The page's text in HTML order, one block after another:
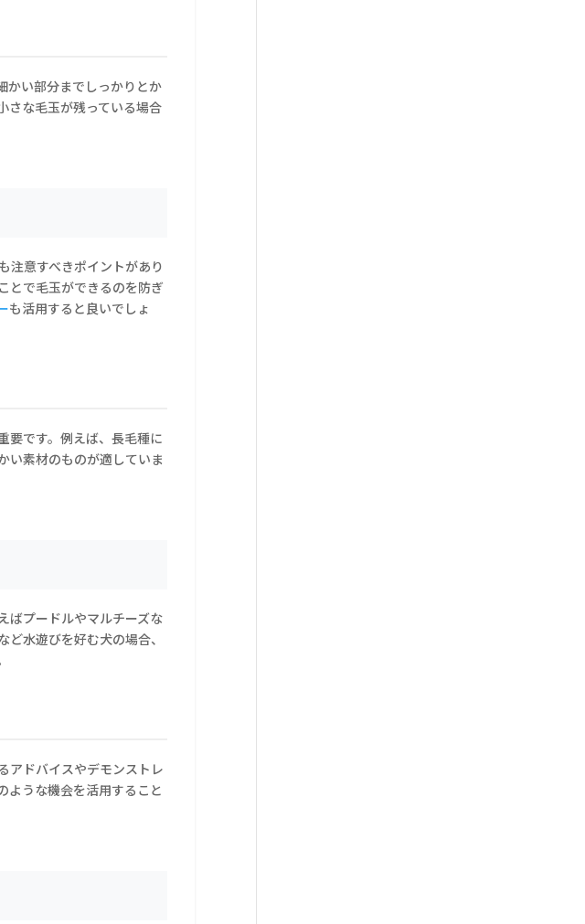
かい部分までしっかりとか
さな毛玉が残っている場合
注意すべきポイントがあり
とで毛玉ができるのを防ぎ
も活用すると良いでしょ
要です。例えば、長毛種に
い素材のものが適していま
ばプードルやマルチーズな
水遊びを好む犬の場合、
アドバイスやデモンストレ
ような機会を活用すること